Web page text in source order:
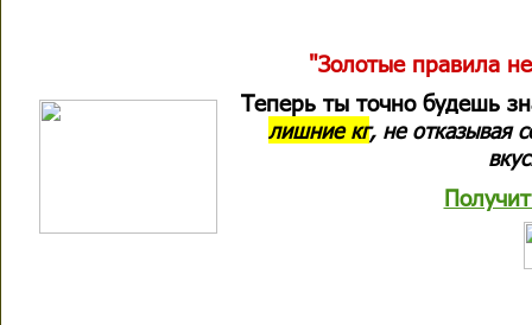
"Золотые правила
Теперь ты точно будешь
лишние кг, не отказывая